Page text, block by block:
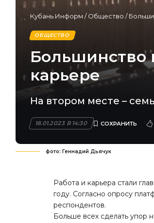
Кубань Информ /Общество /
ОБЩЕСТВО
Большинство
карьере
На втором месте –
18.01.2023 В 14:30
фото: Геннадий Дьячук
Работа и карьера стали
году. Согласно опросу
респондентов.
Больше всех сделать упор